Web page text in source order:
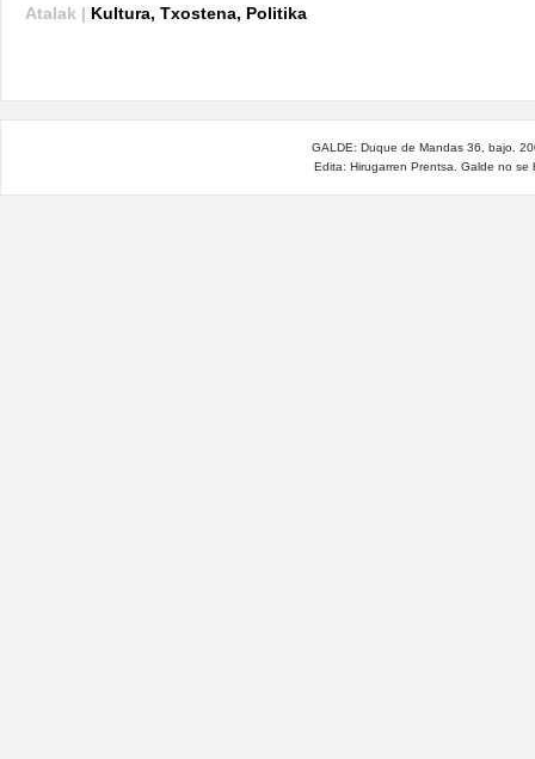
Atalak | Kultura, Txostena, Politika
GALDE: Duque de Mandas 36, bajo.
Edita: Hirugarren Prentsa. Galde no